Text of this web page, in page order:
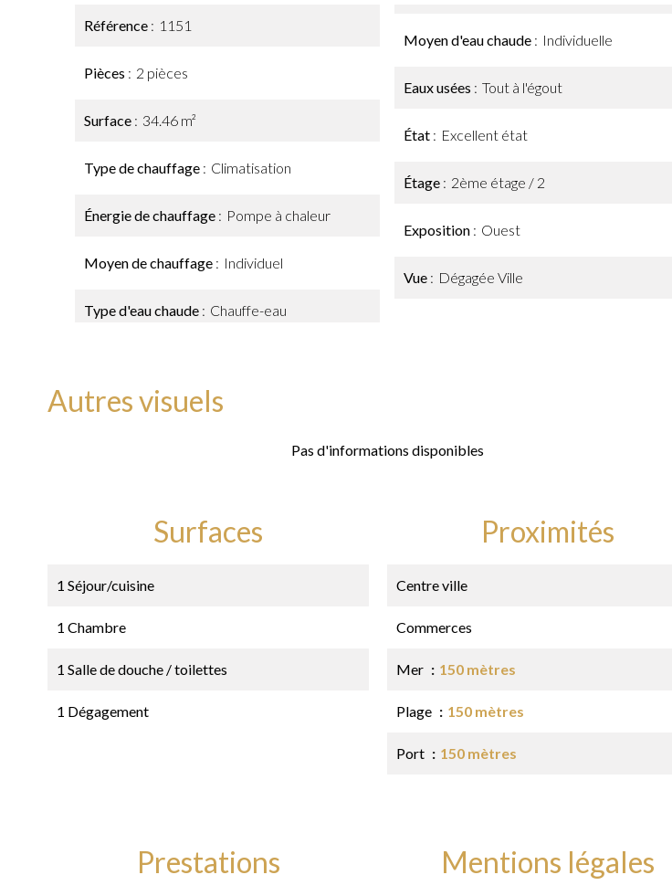
Référence 1151
Pièces 2 pièces
Surface 34.46 m²
Type de chauffage Climatisation
Énergie de chauffage Pompe à chaleur
Moyen de chauffage Individuel
Type d'eau chaude Chauffe-eau
Moyen d'eau chaude Individuelle
Eaux usées Tout à l'égout
État Excellent état
Étage 2ème étage / 2
Exposition Ouest
Vue Dégagée Ville
Autres visuels
Pas d'informations disponibles
Surfaces
1 Séjour/cuisine
1 Chambre
1 Salle de douche / toilettes
1 Dégagement
Proximités
Centre ville
Commerces
Mer 150 mètres
Plage 150 mètres
Port 150 mètres
Prestations Mentions légales